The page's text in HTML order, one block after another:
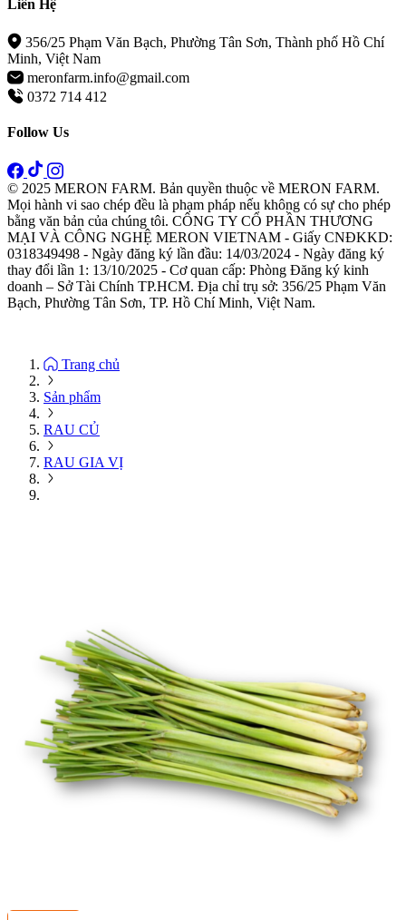
Liên Hệ
356/25 Phạm Văn Bạch, Phường Tân Sơn, Thành phố Hồ Chí
Minh, Việt Nam
meronfarm.info@gmail.com
0372 714 412
Follow Us
© 2025 MERON FARM. Bản quyền thuộc về MERON FARM.
Mọi hành vi sao chép đều là phạm pháp nếu không có sự cho phép
bằng văn bản của chúng tôi. CÔNG TY CỔ PHẦN THƯƠNG
MẠI VÀ CÔNG NGHỆ MERON VIETNAM - Giấy CNĐKKD:
0318349498 - Ngày đăng ký lần đầu: 14/03/2024 - Ngày đăng ký
thay đổi lần 1: 13/10/2025 - Cơ quan cấp: Phòng Đăng ký kinh
doanh – Sở Tài Chính TP.HCM. Địa chỉ trụ sở: 356/25 Phạm Văn
Bạch, Phường Tân Sơn, TP. Hồ Chí Minh, Việt Nam.
Trang chủ
Sản phẩm
RAU CỦ
RAU GIA VỊ